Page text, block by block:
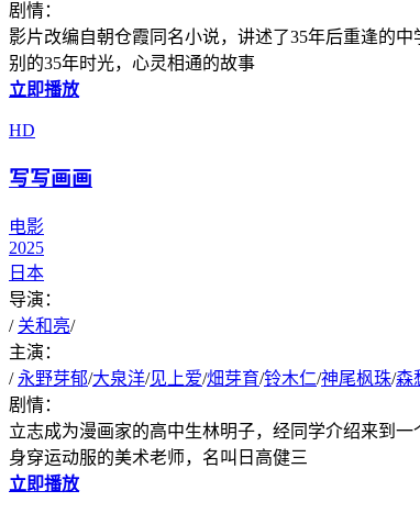
剧情：
影片改编自朝仓霞同名小说，讲述了35年后重逢的
别的35年时光，心灵相通的故事
立即播放
HD
写写画画
电影
2025
日本
导演：
/ 关和亮/
主演：
/ 永野芽郁/大泉洋/见上爱/畑芽育/铃木仁/神尾枫珠/森
剧情：
立志成为漫画家的高中生林明子，经同学介绍来到
身穿运动服的美术老师，名叫日高健三
立即播放